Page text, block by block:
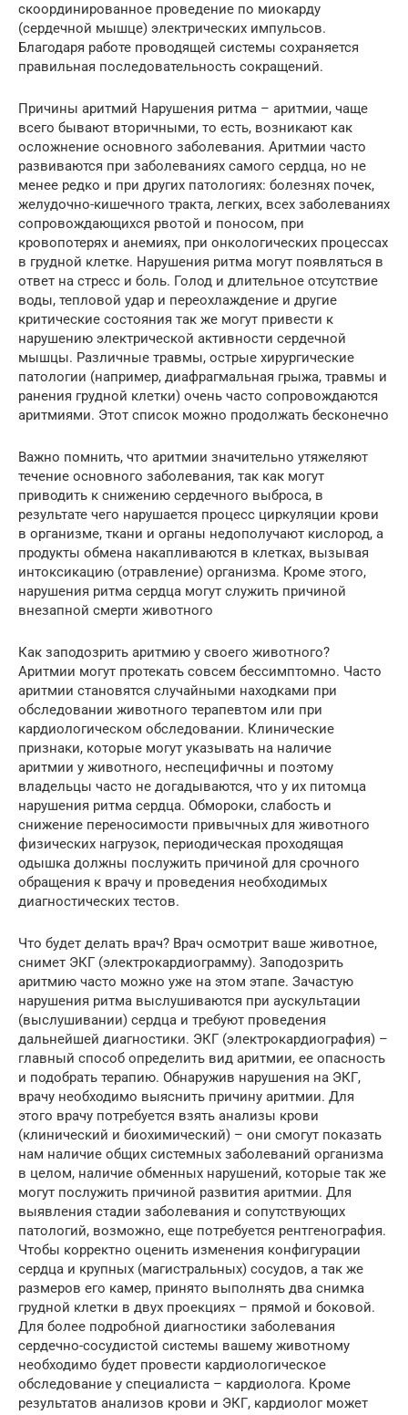
скоординированное проведение по миокарду
(сердечной мышце) электрических импульсов.
Благодаря работе проводящей системы сохраняется
правильная последовательность сокращений.
Причины аритмий Нарушения ритма – аритмии, чаще
всего бывают вторичными, то есть, возникают как
осложнение основного заболевания. Аритмии часто
развиваются при заболеваниях самого сердца, но не
менее редко и при других патологиях: болезнях почек,
желудочно-кишечного тракта, легких, всех заболеваниях
сопровождающихся рвотой и поносом, при
кровопотерях и анемиях, при онкологических процессах
в грудной клетке. Нарушения ритма могут появляться в
ответ на стресс и боль. Голод и длительное отсутствие
воды, тепловой удар и переохлаждение и другие
критические состояния так же могут привести к
нарушению электрической активности сердечной
мышцы. Различные травмы, острые хирургические
патологии (например, диафрагмальная грыжа, травмы и
ранения грудной клетки) очень часто сопровождаются
аритмиями. Этот список можно продолжать бесконечно
Важно помнить, что аритмии значительно утяжеляют
течение основного заболевания, так как могут
приводить к снижению сердечного выброса, в
результате чего нарушается процесс циркуляции крови
в организме, ткани и органы недополучают кислород, а
продукты обмена накапливаются в клетках, вызывая
интоксикацию (отравление) организма. Кроме этого,
нарушения ритма сердца могут служить причиной
внезапной смерти животного
Как заподозрить аритмию у своего животного?
Аритмии могут протекать совсем бессимптомно. Часто
аритмии становятся случайными находками при
обследовании животного терапевтом или при
кардиологическом обследовании. Клинические
признаки, которые могут указывать на наличие
аритмии у животного, неспецифичны и поэтому
владельцы часто не догадываются, что у их питомца
нарушения ритма сердца. Обмороки, слабость и
снижение переносимости привычных для животного
физических нагрузок, периодическая проходящая
одышка должны послужить причиной для срочного
обращения к врачу и проведения необходимых
диагностических тестов.
Что будет делать врач? Врач осмотрит ваше животное,
снимет ЭКГ (электрокардиограмму). Заподозрить
аритмию часто можно уже на этом этапе. Зачастую
нарушения ритма выслушиваются при аускультации
(выслушивании) сердца и требуют проведения
дальнейшей диагностики. ЭКГ (электрокардиография) –
главный способ определить вид аритмии, ее опасность
и подобрать терапию. Обнаружив нарушения на ЭКГ,
врачу необходимо выяснить причину аритмии. Для
этого врачу потребуется взять анализы крови
(клинический и биохимический) – они смогут показать
нам наличие общих системных заболеваний организма
в целом, наличие обменных нарушений, которые так же
могут послужить причиной развития аритмии. Для
выявления стадии заболевания и сопутствующих
патологий, возможно, еще потребуется рентгенография.
Чтобы корректно оценить изменения конфигурации
сердца и крупных (магистральных) сосудов, а так же
размеров его камер, принято выполнять два снимка
грудной клетки в двух проекциях – прямой и боковой.
Для более подробной диагностики заболевания
сердечно-сосудистой системы вашему животному
необходимо будет провести кардиологическое
обследование у специалиста – кардиолога. Кроме
результатов анализов крови и ЭКГ, кардиолог может